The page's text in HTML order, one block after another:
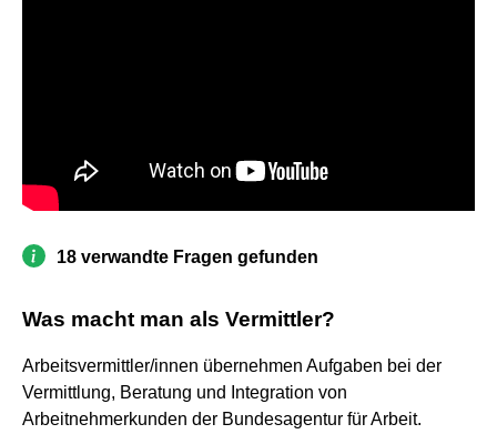
18 verwandte Fragen gefunden
Was macht man als Vermittler?
Arbeitsvermittler/innen übernehmen Aufgaben bei der
Vermittlung, Beratung und Integration von
Arbeitnehmerkunden der Bundesagentur für Arbeit.